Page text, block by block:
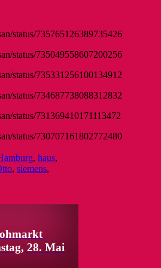
status/735765126389735426
status/735049558607200256
status/735331256100134912
status/734687738088312832
status/731369410171113472
status/730707161802772480
, haus,
, siemens,
28. Mai